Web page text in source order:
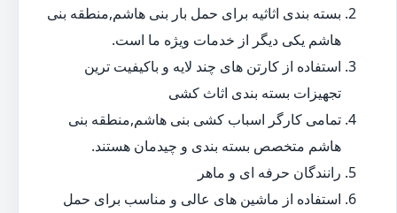
بسته بندی اثاثیه برای حمل بار بنی هاشم,منطقه بنی
هاشم یکی دیگر از خدمات ویژه ما است.
استفاده از کارتن های چند لایه و باکیفیت ترین
تجهیزات بسته بندی اثاث کشی
تمامی کارگر اسباب کشی بنی هاشم,منطقه بنی
هاشم متخصص بسته بندی و چیدمان هستند.
رانندگان حرفه ای و ماهر
استفاده از ماشین های عالی و مناسب برای حمل